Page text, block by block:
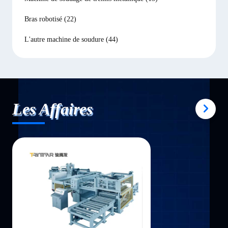
Bras robotisé (22)
L'autre machine de soudure (44)
Les Affaires